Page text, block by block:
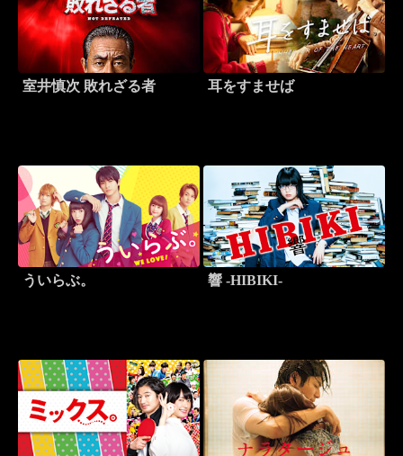
室井慎次 敗れざる者 耳をすませば
ういらぶ。 響 -HIBIKI-